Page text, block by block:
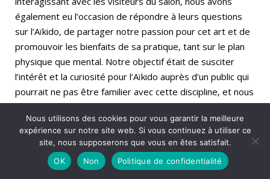
également eu l’occasion de répondre à leurs questions
sur l’Aïkido, de partager notre passion pour cet art et de
promouvoir les bienfaits de sa pratique, tant sur le plan
physique que mental. Notre objectif était de susciter
l’intérêt et la curiosité pour l’Aïkido auprès d’un public qui
pourrait ne pas être familier avec cette discipline, et nous
sommes fiers d’avoir contribué à cet effort de
sensibilisation. A quand le prochain salon ?
Très cordialement
Antoine Pastore, Aikido l’Union
Nous utilisons des cookies pour vous garantir la meilleure
expérience sur notre site web. Si vous continuez à utiliser ce
site, nous supposerons que vous en êtes satisfait.
OK
Non Politique de confidentialité